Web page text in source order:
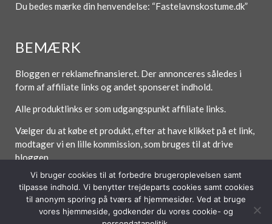
Du bedes mærke din henvendelse: “Fastelavnskostume.dk”
BEMÆRK
Bloggen er reklamefinansieret. Der annonceres således i
form af affiliate links og andet sponseret indhold.
Alle produktlinks er som udgangspunkt affiliate links.
Vælger du at købe et produkt, efter at have klikket på et link,
modtager vi en lille kommission, som bruges til at drive
bloggen.
Forside Om / Kontakt Betingelser
Vi bruger cookies til at forbedre brugeroplevelsen samt
tilpasse indhold. Vi benytter trejdeparts cookies samt cookies
til anonym sporing på tværs af hjemmesider. Ved at bruge
vores hjemmeside, godkender du vores cookie- og